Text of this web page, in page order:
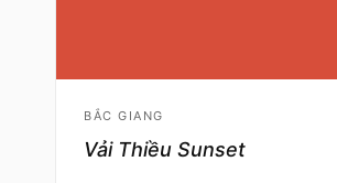
BẮC GIANG
Vải Thiều Sunset